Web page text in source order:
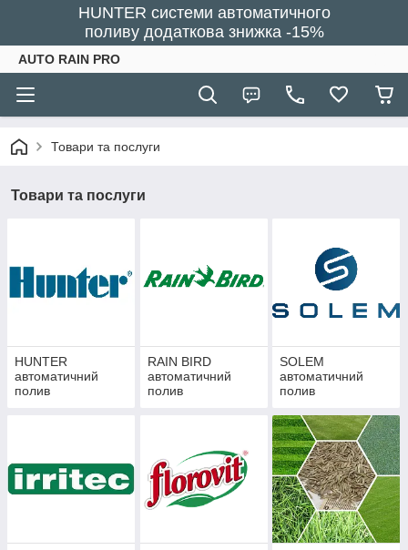
HUNTER системи автоматичного
поливу додаткова знижка -15%
AUTO RAIN PRO
Товари та послуги
Товари та послуги
HUNTER
автоматичний
полив
RAIN BIRD
автоматичний
полив
SOLEM
автоматичний
полив